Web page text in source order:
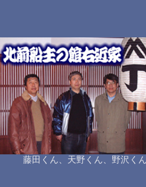
藤田くん、天野くん、野沢く